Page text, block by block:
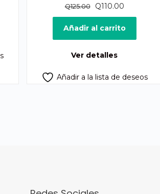
Q125.00
El
precio
original
era:
Q110.00El
precio
actual
es:
Añadir al carrito
Ver detalles
Añadir a la lista de deseos